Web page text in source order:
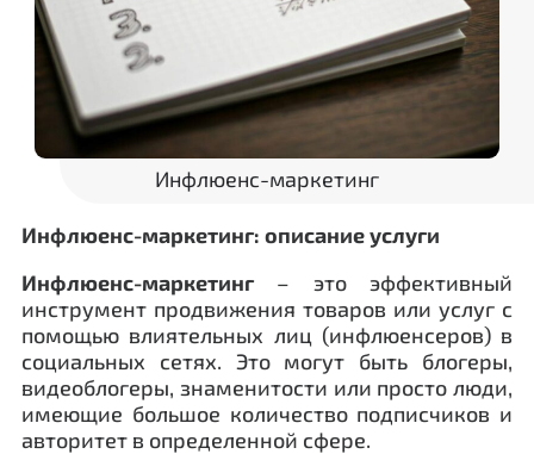
Инфлюенс-маркетинг
Инфлюенс-маркетинг: описание услуги
Инфлюенс-маркетинг – это эффективный
инструмент продвижения товаров или услуг с
помощью влиятельных лиц (инфлюенсеров) в
социальных сетях. Это могут быть блогеры,
видеоблогеры, знаменитости или просто люди,
имеющие большое количество подписчиков и
авторитет в определенной сфере.